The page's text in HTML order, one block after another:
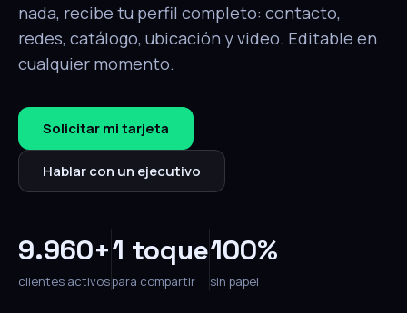
nada, recibe tu perfil completo: contacto,
redes, catálogo, ubicación y video. Editable en
cualquier momento.
Solicitar mi tarjeta
Hablar con un ejecutivo
9.960+
clientes activos
1 toque
para compartir
100%
sin papel